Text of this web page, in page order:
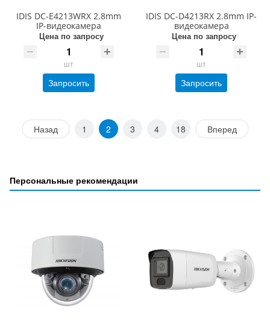
IDIS DC-E4213WRX 2.8mm
IP-видеокамера
Цена по запросу
шт
Запросить
IDIS DC-D4213RX 2.8mm IP-
видеокамера
Цена по запросу
шт
Запросить
Назад 1 2 3 4 18 Вперед
Персональные рекомендации